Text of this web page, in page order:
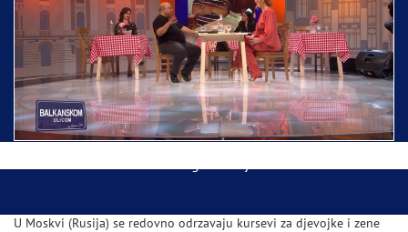
Ispraćaj Pojasa Presvete Bogorodice danas iz
Hrama Svetog Save
U Moskvi (Rusija) se redovno odrzavaju kursevi za djevojke i zene